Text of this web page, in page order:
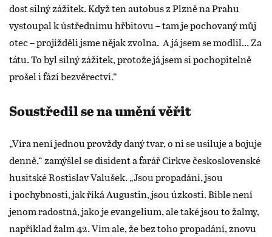
dost silný zážitek. Když ten autobus z Plzně na Prahu
vystoupal k ústřednímu hřbitovu – tam je pochovaný můj
otec – projížděli jsme nějak zvolna. A já jsem se modlil... Za
tátu. To byl silný zážitek, protože já jsem si pochopitelně
prošel i fází bezvěrectví.“
Soustředil se na umění věřit
„Víra není jednou provždy daný tvar, o ni se usiluje a bojuje
denně,“ zamýšlel se disident a farář Církve československé
husitské Rostislav Valušek. „Jsou propadání, jsou
i pochybnosti, jak říká Augustin, jsou úzkosti. Bible není
jenom radostná, jako je evangelium, ale také jsou to žalmy,
například žalm 42. Vím ale, že bez toho propadání, znovu